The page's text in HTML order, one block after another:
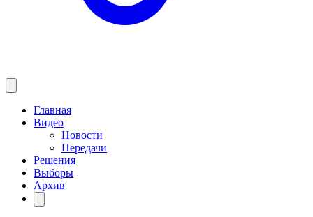
Главная
Видео
Новости
Передачи
Решения
Выборы
Архив